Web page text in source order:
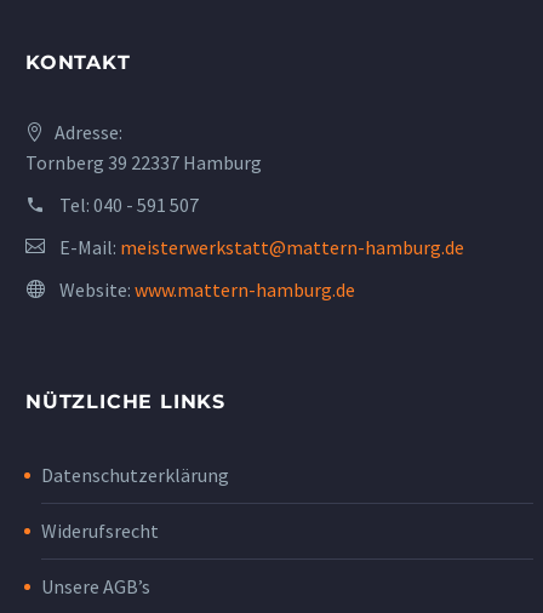
KONTAKT
Adresse:
Tornberg 39 22337 Hamburg
Tel: 040 - 591 507
E-Mail: meisterwerkstatt@mattern-hamburg.de
Website: www.mattern-hamburg.de
NÜTZLICHE LINKS
Datenschutzerklärung
Widerufsrecht
Unsere AGB’s